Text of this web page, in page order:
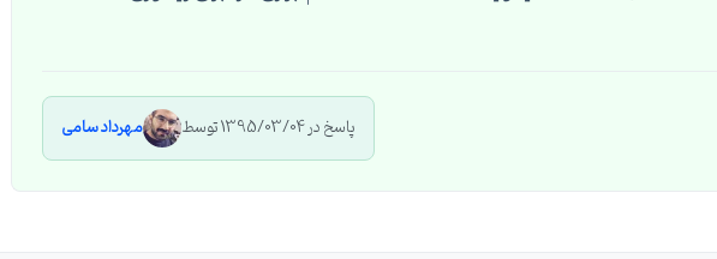
پاسخ در 1395/03/04 توسط مهرداد سامی